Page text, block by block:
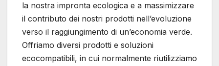
la nostra impronta ecologica e a massimizzare
il contributo dei nostri prodotti nell’evoluzione
verso il raggiungimento di un’economia verde.
Offriamo diversi prodotti e soluzioni
ecocompatibili, in cui normalmente riutilizziamo